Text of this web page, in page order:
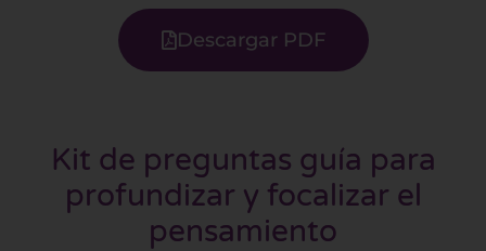
Descargar PDF
Kit de preguntas guía para
profundizar y focalizar el
pensamiento